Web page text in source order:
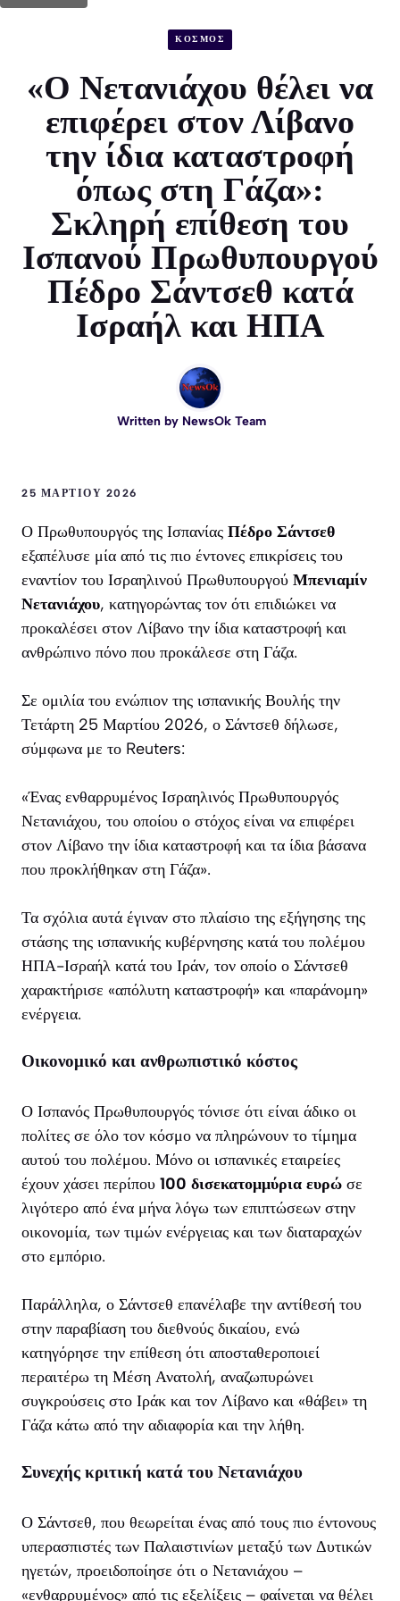
ΚΟΣΜΟΣ
«Ο Νετανιάχου θέλει να
επιφέρει στον Λίβανο
την ίδια καταστροφή
όπως στη Γάζα»:
Σκληρή επίθεση του
Ισπανού Πρωθυπουργού
Πέδρο Σάντσεθ κατά
Ισραήλ και ΗΠΑ
Written by NewsOk Team
25 ΜΑΡΤΊΟΥ 2026
Ο Πρωθυπουργός της Ισπανίας Πέδρο Σάντσεθ
εξαπέλυσε μία από τις πιο έντονες επικρίσεις του
εναντίον του Ισραηλινού Πρωθυπουργού Μπενιαμίν
Νετανιάχου, κατηγορώντας τον ότι επιδιώκει να
προκαλέσει στον Λίβανο την ίδια καταστροφή και
ανθρώπινο πόνο που προκάλεσε στη Γάζα.
Σε ομιλία του ενώπιον της ισπανικής Βουλής την
Τετάρτη 25 Μαρτίου 2026, ο Σάντσεθ δήλωσε,
σύμφωνα με το Reuters:
«Ένας ενθαρρυμένος Ισραηλινός Πρωθυπουργός
Νετανιάχου, του οποίου ο στόχος είναι να επιφέρει
στον Λίβανο την ίδια καταστροφή και τα ίδια βάσανα
που προκλήθηκαν στη Γάζα».
Τα σχόλια αυτά έγιναν στο πλαίσιο της εξήγησης της
στάσης της ισπανικής κυβέρνησης κατά του πολέμου
ΗΠΑ-Ισραήλ κατά του Ιράν, τον οποίο ο Σάντσεθ
χαρακτήρισε «απόλυτη καταστροφή» και «παράνομη»
ενέργεια.
Οικονομικό και ανθρωπιστικό κόστος
Ο Ισπανός Πρωθυπουργός τόνισε ότι είναι άδικο οι
πολίτες σε όλο τον κόσμο να πληρώνουν το τίμημα
αυτού του πολέμου. Μόνο οι ισπανικές εταιρείες
έχουν χάσει περίπου 100 δισεκατομμύρια ευρώ σε
λιγότερο από ένα μήνα λόγω των επιπτώσεων στην
οικονομία, των τιμών ενέργειας και των διαταραχών
στο εμπόριο.
Παράλληλα, ο Σάντσεθ επανέλαβε την αντίθεσή του
στην παραβίαση του διεθνούς δικαίου, ενώ
κατηγόρησε την επίθεση ότι αποσταθεροποιεί
περαιτέρω τη Μέση Ανατολή, αναζωπυρώνει
συγκρούσεις στο Ιράκ και τον Λίβανο και «θάβει» τη
Γάζα κάτω από την αδιαφορία και την λήθη.
Συνεχής κριτική κατά του Νετανιάχου
Ο Σάντσεθ, που θεωρείται ένας από τους πιο έντονους
υπερασπιστές των Παλαιστινίων μεταξύ των Δυτικών
ηγετών, προειδοποίησε ότι ο Νετανιάχου –
«ενθαρρυμένος» από τις εξελίξεις – φαίνεται να θέλει